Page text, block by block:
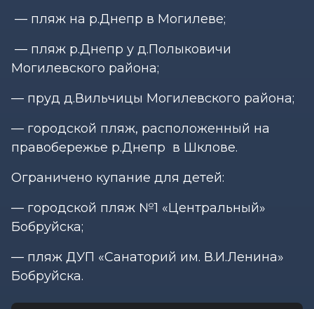
— пляж на р.Днепр в Могилеве;
— пляж р.Днепр у д.Полыковичи
Могилевского района;
— пруд д.Вильчицы Могилевского района;
— городской пляж, расположенный на
правобережье р.Днепр в Шклове.
Ограничено купание для детей:
— городской пляж №1 «Центральный»
Бобруйска;
— пляж ДУП «Санаторий им. В.И.Ленина»
Бобруйска.